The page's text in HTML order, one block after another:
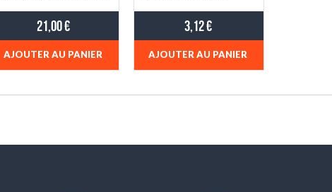
80 mm / Largeur de coupe
21,00 €
AJOUTER AU PANIER
3,12 €
AJOUTER AU PANIER